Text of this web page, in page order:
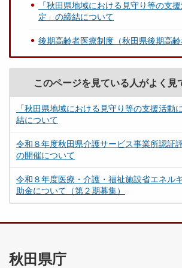
「秋田県地域における見守り等の支
定」の締結について
後期高齢者医療制度（秋田県後期高齢
このページを見ている人がよく見
「秋田県地域における見守り等の支援活動
結について
令和８年度秋田県介護サービス事業所認証
の開催について
令和８年度医療・介護・福祉施設省エネル
助金について（第２期募集）
秋田県庁